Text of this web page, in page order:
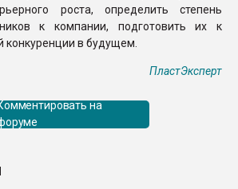
роста, определить степень
к компании, подготовить их к
конкуренции в будущем.
ПластЭксперт
на